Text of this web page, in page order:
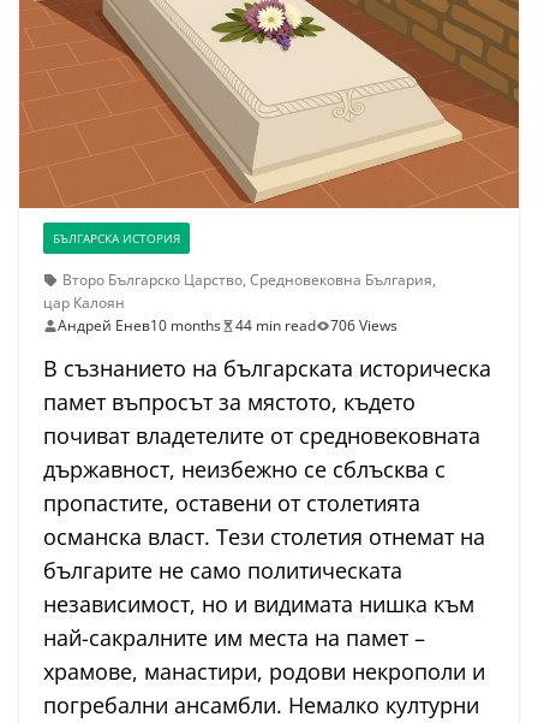
БЪЛГАРСКА ИСТОРИЯ
Второ Българско Царство, Средновековна България,
цар Калоян
Андрей Енев10 months 44 min read 706 Views
В съзнанието на българската историческа
памет въпросът за мястото, където
почиват владетелите от средновековната
държавност, неизбежно се сблъсква с
пропастите, оставени от столетията
османска власт. Тези столетия отнемат на
българите не само политическата
независимост, но и видимата нишка към
най-сакралните им места на памет –
храмове, манастири, родови некрополи и
погребални ансамбли. Немалко културни